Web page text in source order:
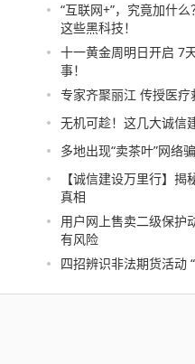
“互联网+”，究竟加什
这些黑科技！
十一黄金周明日开启 7
事！
专家齐聚丽江 传授医疗
无机可趁！这几大诚信
多地出现“卖茶叶”网络
【诚信建设万里行】揭
真相
用户网上售卖二级保护
有风险
四招辨识非法期货活动